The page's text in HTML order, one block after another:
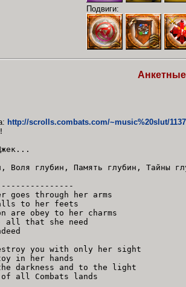
Подвиги:
http://scrolls.combats.com/~music%20slut/
Воля глубин, Память глубин, Тайны
goes through her arms
to her feets
are obey to her charms
that she need
you with only her sight
her hands
darkness and to the light
all Combats lands